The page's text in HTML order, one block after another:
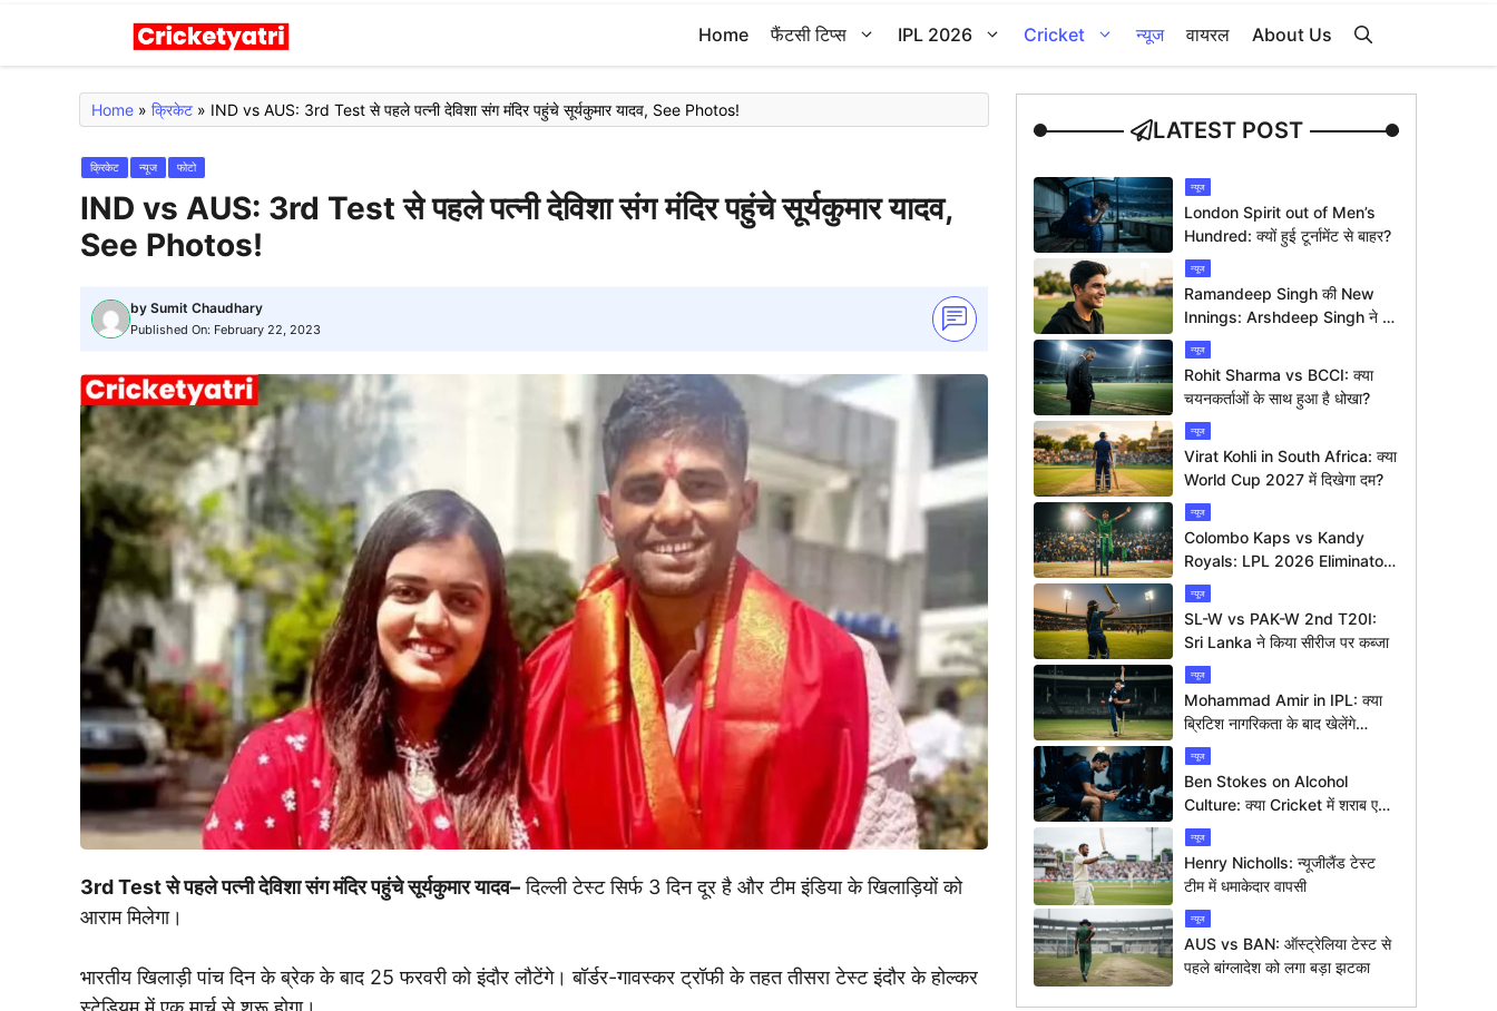
Home फैंटसी टिप्स IPL 2026 Cricket न्यूज वायरल About Us
Home » क्रिकेट » IND vs AUS: 3rd Test से पहले पत्नी देविशा संग मंदिर पहुंचे सूर्यकुमार यादव, See Photos!
क्रिकेट न्यूज फोटो
IND vs AUS: 3rd Test से पहले पत्नी देविशा संग मंदिर पहुंचे सूर्यकुमार यादव,
See Photos!
by Sumit Chaudhary
Published On: February 22, 2023
3rd Test से पहले पत्नी देविशा संग मंदिर पहुंचेसूर्यकुमार यादव–दिल्ली टेस्ट सिर्फ 3 दिन दूर है और टीम इंडिया के खिलाड़ियों को
आराम मिलेगा।
भारतीय खिलाड़ी पांच दिन के ब्रेक के बाद 25 फरवरी को इंदौर लौटेंगे। बॉर्डर-गावस्कर ट्रॉफी के तहत तीसरा टेस्ट इंदौर के होल्कर
LATEST POST
न्यूज
London Spirit out of Men’s
Hundred: क्यों हुई टूर्नामेंट से बाहर?
न्यूज
Ramandeep Singh की New
Innings: Arshdeep Singh ने दी
ख़ास बधाई
न्यूज
Rohit Sharma vs BCCI: क्या
चयनकर्ताओं के साथ हुआ है धोखा?
न्यूज
Virat Kohli in South Africa: क्या
World Cup 2027 में दिखेगा दम?
न्यूज
Colombo Kaps vs Kandy
Royals: LPL 2026 Eliminator
में कौन मारेगा बाज़ी?
न्यूज
SL-W vs PAK-W 2nd T20I:
Sri Lanka ने किया सीरीज पर कब्जा
न्यूज
Mohammad Amir in IPL: क्या
ब्रिटिश नागरिकता के बाद खेलेंगे
आईपीएल?
न्यूज
Ben Stokes on Alcohol
Culture: क्या Cricket में शराब एक
बड़ी समस्या है?
न्यूज
Henry Nicholls: न्यूजीलैंड टेस्ट
टीम में धमाकेदार वापसी
न्यूज
AUS vs BAN: ऑस्ट्रेलिया टेस्ट से
पहले बांग्लादेश को लगा बड़ा झटका